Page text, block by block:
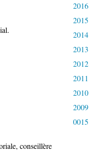
conseillère
2016
2015
2014
2013
2012
2011
2010
2009
0015